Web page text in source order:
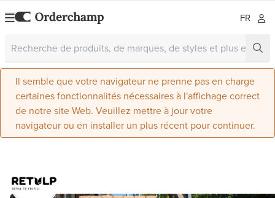
FR
Il semble que votre navigateur ne prenne pas en charge
certaines fonctionnalités nécessaires à l'affichage correct
de notre site Web. Veuillez mettre à jour votre
navigateur ou en installer un plus récent pour continuer.